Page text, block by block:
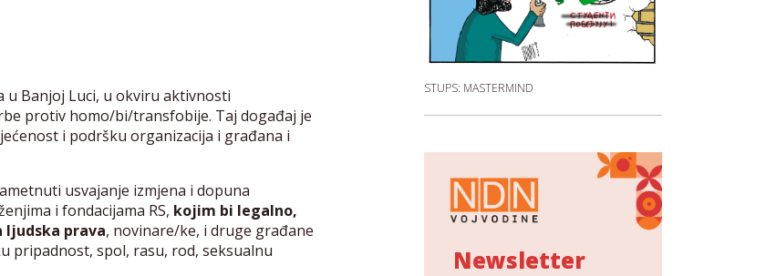
u Banjoj Luci, u okviru aktivnosti
protiv homo/bi/transfobije. Taj događaj je
i podršku organizacija i građana i
usvajanje izmjena i dopuna
i fondacijama RS, kojim bi legalno,
prava, novinare/ke, i druge građane
pripadnost, spol, rasu, rod, seksualnu
STUPS: MASTERMIND
Newsletter